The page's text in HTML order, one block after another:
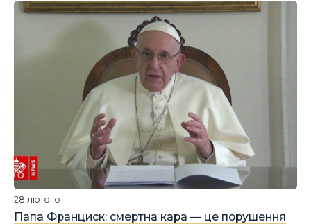
Папа Франциск: смертна кара — це порушення
28 лютого